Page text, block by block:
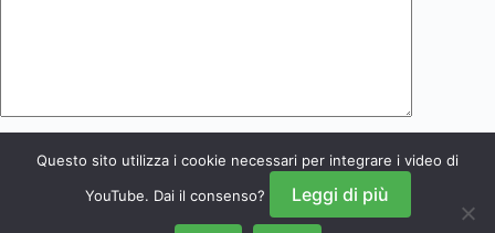
Invia commento
Questo sito utilizza i cookie necessari per integrare i video di
YouTube. Dai il consenso?
Leggi di più